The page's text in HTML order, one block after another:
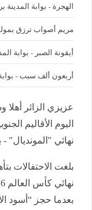
الهجرة - بوابة المدينة
مريم أصواب ترزق
أيقونة الصبر - بوابة
أربعون ألف سبب -
عزيزي الزائر
اليوم الأقاليم
نهائي "المونديال"
بلغت الاحتفالات
بعدما حجز “أسود